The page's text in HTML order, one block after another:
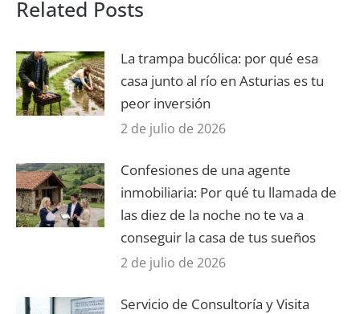
Related Posts
La trampa bucólica: por qué esa
casa junto al río en Asturias es tu
peor inversión
2 de julio de 2026
Confesiones de una agente
inmobiliaria: Por qué tu llamada de
las diez de la noche no te va a
conseguir la casa de tus sueños
2 de julio de 2026
Servicio de Consultoría y Visita